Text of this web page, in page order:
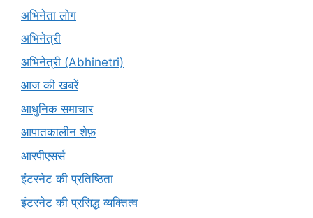
अभिनेता लोग
अभिनेत्री
अभिनेत्री (Abhinetri)
आज की खबरें
आधुनिक समाचार
आपातकालीन शेफ़
आरपीएसर्स
इंटरनेट की प्रतिष्ठिता
इंटरनेट की प्रसिद्ध व्यक्तित्व